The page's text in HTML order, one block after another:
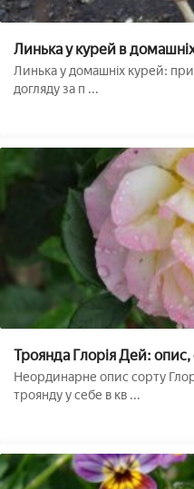
Линька у курей в
коли починається.
скидання пір'я у птиці
Линька у домашніх курей:
догляду за п ...
Троянда Глорія Дей:
Неординарне опис сорту
троянду у себе в кв ...